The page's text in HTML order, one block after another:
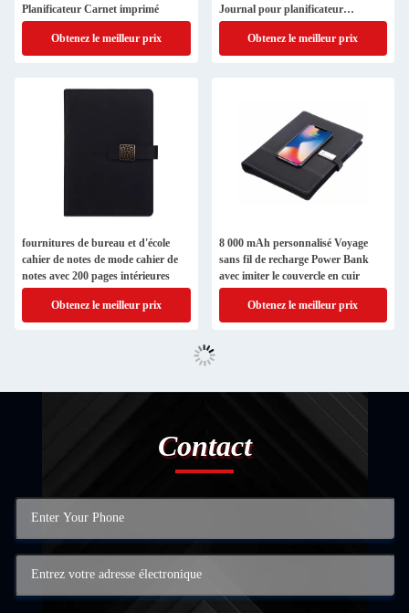
Planificateur Carnet imprimé
Obtenez le meilleur prix
Journal pour planificateur
hebdomadaire mensuel quotidien
Obtenez le meilleur prix
fournitures de bureau et d'école
cahier de notes de mode cahier de
notes avec 200 pages intérieures
Obtenez le meilleur prix
8 000 mAh personnalisé Voyage
sans fil de recharge Power Bank
avec imiter le couvercle en cuir
Obtenez le meilleur prix
Contact